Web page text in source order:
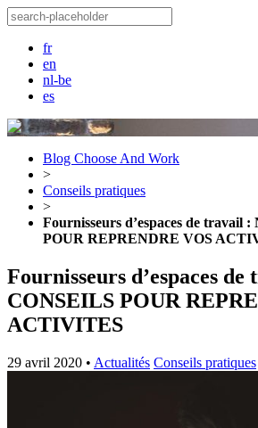
fr
en
nl-be
es
Blog Choose And Work
>
Conseils pratiques
>
Fournisseurs d’espaces de travail
POUR REPRENDRE VOS
Fournisseurs d’espaces
CONSEILS POUR
ACTIVITES
29 avril 2020 • Actualités Conseils pratiques